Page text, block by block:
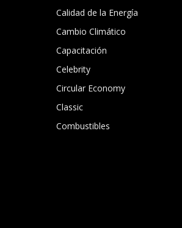
Calidad de la Energía
Cambio Climático
Capacitación
Celebrity
Circular Economy
Classic
Combustibles